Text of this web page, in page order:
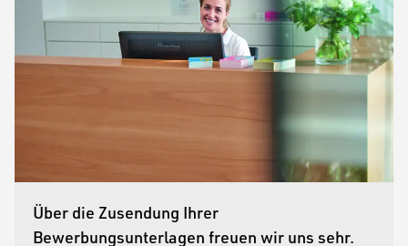
Über die Zusendung Ihrer
Bewerbungsunterlagen freuen wir uns sehr.